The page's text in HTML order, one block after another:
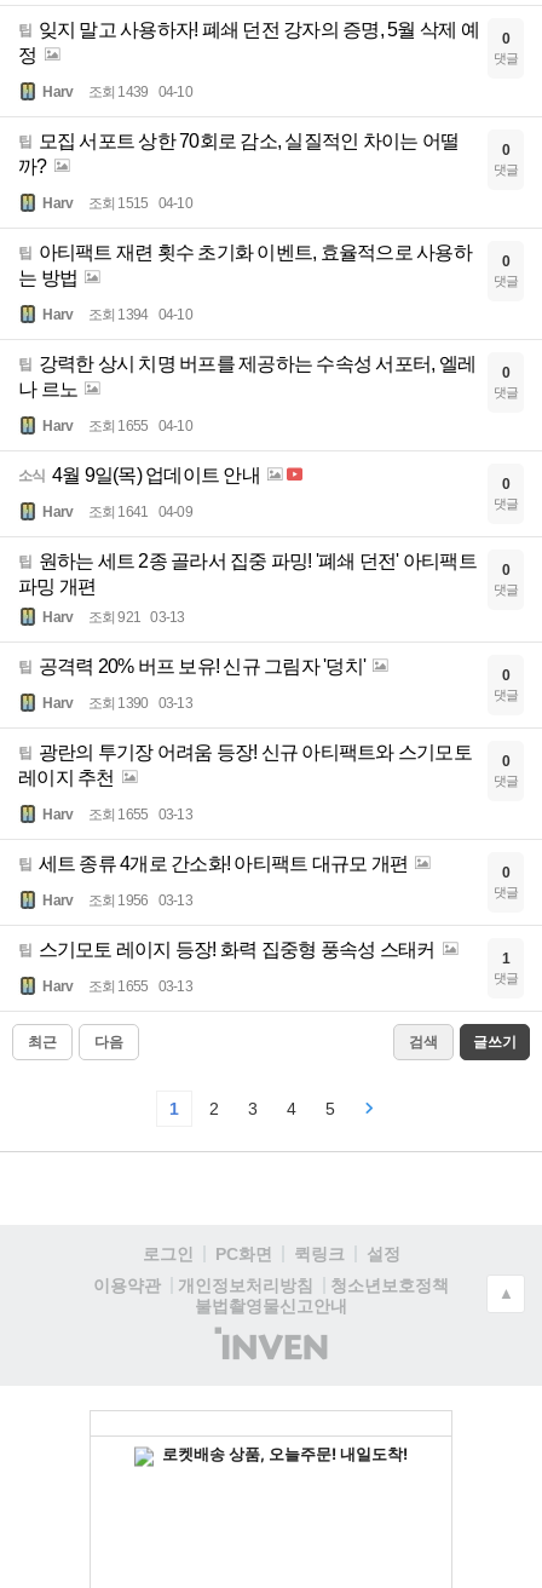
팁 잊지 말고 사용하자! 폐쇄 던전 강자의 증명, 5월 삭제 예
정
Harv 조회 1439 04-10
0
댓글
팁
모집 서포트 상한 70회로 감소, 실질적인 차이는 어떨
까?
Harv 조회 1515 04-10
0
댓글
팁 아티팩트 재련 횟수 초기화 이벤트, 효율적으로 사용하
는 방법
Harv 조회 1394 04-10
0
댓글
팁 강력한 상시 치명 버프를 제공하는 수속성 서포터, 엘레
나 르노
Harv 조회 1655 04-10
0
댓글
소식 4월 9일(목) 업데이트 안내
Harv 조회 1641 04-09
0
댓글
팁 원하는 세트 2종 골라서 집중 파밍! '폐쇄 던전' 아티팩트
파밍 개편
Harv 조회 921 03-13
0
댓글
팁 공격력 20% 버프 보유! 신규 그림자 '덩치'
Harv 조회 1390 03-13
0
댓글
팁 광란의 투기장 어려움 등장! 신규 아티팩트와 스기모토
레이지 추천
Harv 조회 1655 03-13
0
댓글
팁 세트 종류 4개로 간소화! 아티팩트 대규모 개편
Harv 조회 1956 03-13
0
댓글
팁 스기모토 레이지 등장! 화력 집중형 풍속성 스태커
Harv 조회 1655 03-13
1
댓글
최근 다음 검색 글쓰기
1 2 3 4 5
로그인 PC화면 퀵링크
설정
이용약관
개인정보처리방침
청소년보호정책
불법촬영물신고안내
(주)
인
▲